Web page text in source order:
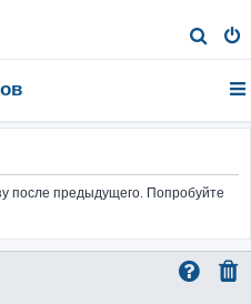
о
после предыдущего. Попробуйте